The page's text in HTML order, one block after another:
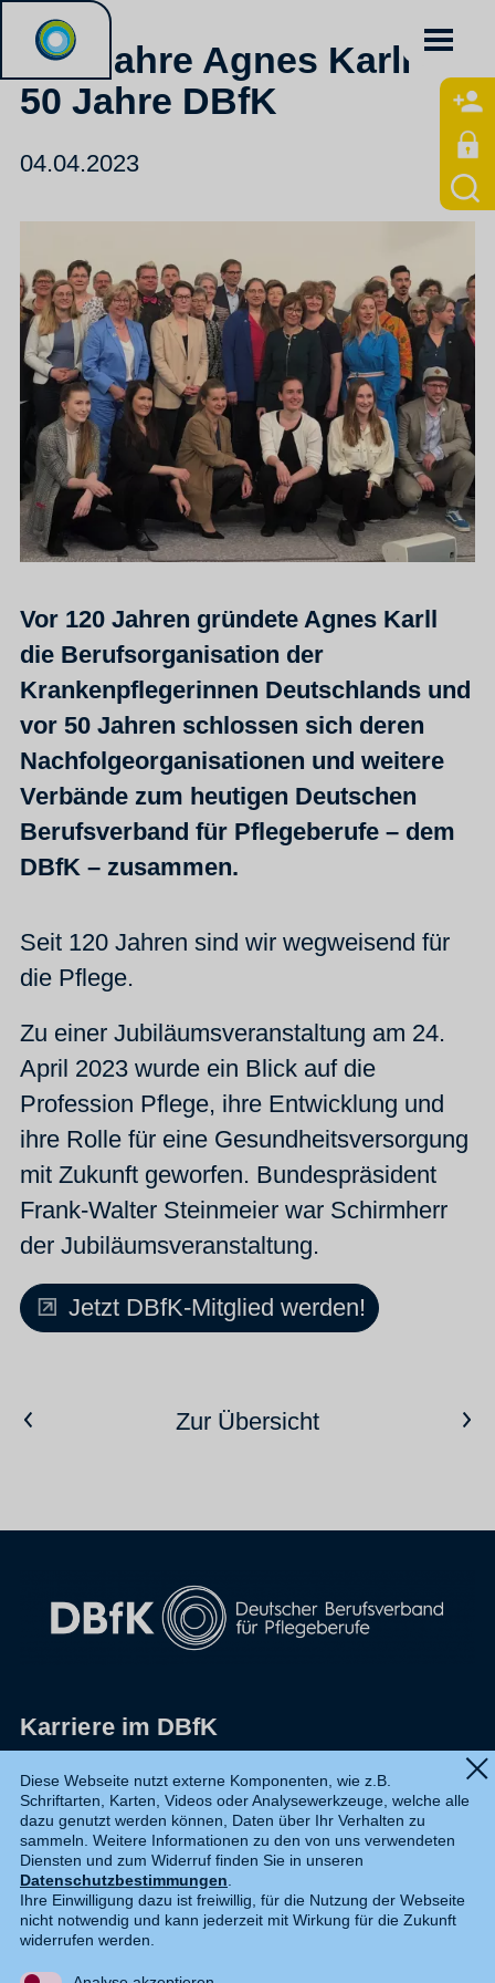
120 Jahre Agnes Karll -
50 Jahre DBfK
04.04.2023
Vor 120 Jahren gründete Agnes Karll
die Berufsorganisation der
Krankenpflegerinnen Deutschlands und
vor 50 Jahren schlossen sich deren
Nachfolgeorganisationen und weitere
Verbände zum heutigen Deutschen
Berufsverband für Pflegeberufe – dem
DBfK – zusammen.
Seit 120 Jahren sind wir wegweisend für
die Pflege.
Zu einer Jubiläumsveranstaltung am 24.
April 2023 wurde ein Blick auf die
Profession Pflege, ihre Entwicklung und
ihre Rolle für eine Gesundheitsversorgung
mit Zukunft geworfen. Bundespräsident
Frank-Walter Steinmeier war Schirmherr
der Jubiläumsveranstaltung.
Jetzt DBfK-Mitglied werden!
Vorheriger ArtikelZur ÜbersichtNächster Artikel
Karriere im DBfK
Datenschutz
Shop
Widerruf
Kontakt
Diese Webseite nutzt externe Komponenten, wie z.B.
Schriftarten, Karten, Videos oder Analysewerkzeuge, welche alle
dazu genutzt werden können, Daten über Ihr Verhalten zu
sammeln. Weitere Informationen zu den von uns verwendeten
Diensten und zum Widerruf finden Sie in unseren
Datenschutzbestimmungen.
Ihre Einwilligung dazu ist freiwillig, für die Nutzung der Webseite
nicht notwendig und kann jederzeit mit Wirkung für die Zukunft
widerrufen werden.